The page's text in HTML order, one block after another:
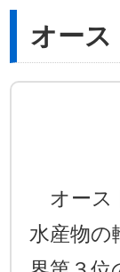
オース
オース
水産物の